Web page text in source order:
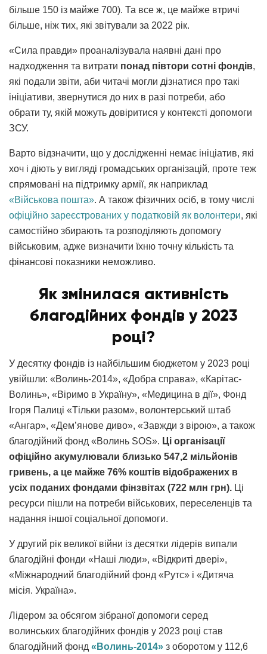
більше 150 із майже 700). Та все ж, це майже втричі
більше, ніж тих, які звітували за 2022 рік.
«Сила правди» проаналізувала наявні дані про
надходження та витрати понад півтори сотні фондів,
які подали звіти, аби читачі могли дізнатися про такі
ініціативи, звернутися до них в разі потреби, або
обрати ту, якій можуть довіритися у контексті допомоги
ЗСУ.
Варто відзначити, що у дослідженні немає ініціатив, які
хоч і діють у вигляді громадських організацій, проте теж
спрямовані на підтримку армії, як наприклад
«Військова пошта». А також фізичних осіб, в тому числі
офіційно зареєстрованих у податковій як волонтери, які
самостійно збирають та розподіляють допомогу
військовим, адже визначити їхню точну кількість та
фінансові показники неможливо.
Як змінилася активність
благодійних фондів у 2023
році?
У десятку фондів із найбільшим бюджетом у 2023 році
увійшли: «Волинь-2014», «Добра справа», «Карітас-
Волинь», «Віримо в Україну», «Медицина в дії», Фонд
Ігоря Палиці «Тільки разом», волонтерський штаб
«Ангар», «Дем’янове диво», «Завжди з вірою», а також
благодійний фонд «Волинь SOS». Ці організації
офіційно акумулювали близько 547,2 мільйонів
гривень, а це майже 76% коштів відображених в
усіх поданих фондами фінзвітах (722 млн грн). Ці
ресурси пішли на потреби військових, переселенців та
надання іншої соціальної допомоги.
У другий рік великої війни із десятки лідерів випали
благодійні фонди «Наші люди», «Відкриті двері»,
«Міжнародний благодійний фонд «Рутс» і «Дитяча
місія. Україна».
Лідером за обсягом зібраної допомоги серед
волинських благодійних фондів у 2023 році став
благодійний фонд «Волинь-2014» з оборотом у 112,6